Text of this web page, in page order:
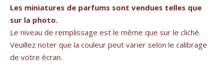
Les miniatures de parfums sont vendues telles que
sur la photo.
Le niveau de remplissage est le même que sur le cliché.
Veuillez noter que la couleur peut varier selon le calibrage
de votre écran.